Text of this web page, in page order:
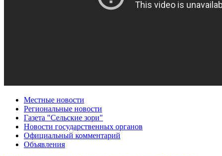
Местные новости
Региональные новости
Газета "Сельские зори"
Новости государственных органов
Официальный комментарий
Объявления